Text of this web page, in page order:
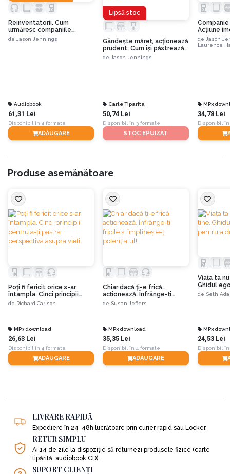
Reinventatorii. Cum
urmăresc companiile
extraordinare schimbarea
de Jason Jennings
Audiobook
61,31 Lei
Disponibil în 4 formate
ADĂUGARE
Lipsă stoc
Gândește măreț, acționează
prudent: Cum își păstrează
cele mai performante
de Jason Jennings
Carte Tiparita
50,74 Lei
Disponibil în 3 formate
STOC EPUIZAT
Acțiune
de Jason
Laurence
MP3
34,78 Lei
Disponibil
Produse asemănătoare
Poţi fi fericit orice s-ar
întampla. Cinci principii
pentru a-ţi păstra
de Richard Carlson
MP3 download
26,63 Lei
Disponibil în 4 formate
ADĂUGARE
Chiar dacă ți-e frică…
acționează. Înfrânge-ți
fricile și împlinește-ți
de Susan Jeffers
MP3 download
35,35 Lei
Disponibil în 4 formate
ADĂUGARE
Viaţa ta
Ghidul
deveni
de Seth
MP3
24,53 Lei
Disponibil
LIVRARE RAPIDĂ
Expediere în 24-48h lucrătoare prin curier rapid sau Locker.
RETUR SIMPLU
Ai 14 de zile la dispoziție să returnezi produsele fizice (carte
tipărită, audiobook CD).
SUPORT CLIENȚI